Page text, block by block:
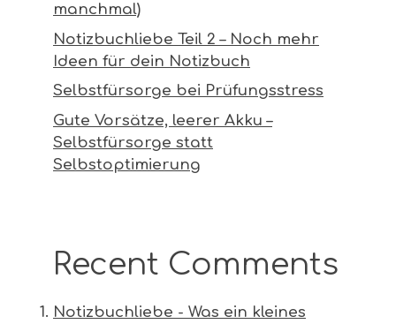
manchmal)
Notizbuchliebe Teil 2 – Noch mehr
Ideen für dein Notizbuch
Selbstfürsorge bei Prüfungsstress
Gute Vorsätze, leerer Akku –
Selbstfürsorge statt
Selbstoptimierung
Recent Comments
Notizbuchliebe - Was ein kleines